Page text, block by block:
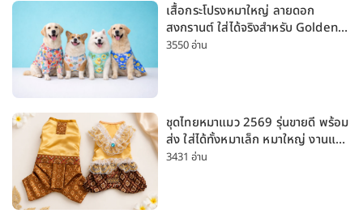
เสื้อกระโปรงหมาใหญ่ ลายดอก
สงกรานต์ ใส่ได้จริงสำหรับ Golden
Husky Labrador [อัปเดต 2026]
3550 อ่าน
ชุดไทยหมาแมว 2569 รุ่นขายดี พร้อม
ส่ง ใส่ได้ทั้งหมาเล็ก หมาใหญ่ งานแต่ง
สงกรานต์ ลอยกระทง
3431 อ่าน